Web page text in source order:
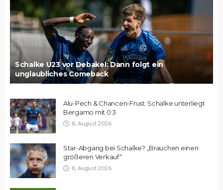
Schalke U23 vor Debakel: Dann folgt ein
unglaubliches Comeback
Alu-Pech & Chancen-Frust: Schalke unterliegt
Bergamo mit 0:3
8. August 2026
Star-Abgang bei Schalke? „Brauchen einen
größeren Verkauf“
8. August 2026